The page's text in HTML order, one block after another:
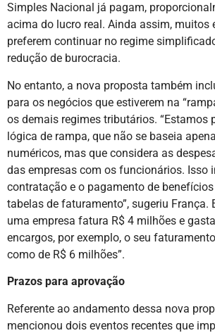
Simples Nacional já pagam,
acima do lucro real. Ainda assim, muitos
preferem continuar no regime
redução de burocracia.
No entanto, a nova proposta também
para os negócios que estiverem na
os demais regimes tributários. “Estamos
lógica de rampa, que não se baseia
numéricos, mas que considera as
das empresas com os funcionários. Isso
contratação e o pagamento de
tabelas de faturamento”, sugeriu França.
uma empresa fatura R$ 4 milhões e
encargos, por exemplo, o seu
como de R$ 6 milhões”.
Prazos para aprovação
Referente ao andamento dessa nova
mencionou dois eventos recentes que